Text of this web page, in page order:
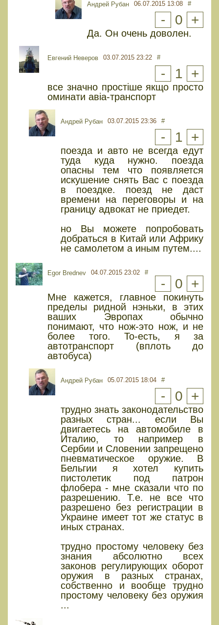
Андрей Рубан 06.07.2015 13:08 #
- 0 +
Да. Он очень доволен.
Евгений Неверов 03.07.2015 23:22 #
- 1 +
все значно простіше якщо просто
оминати авіа-транспорт
Андрей Рубан 03.07.2015 23:36 #
- 1 +
поезда и авто не всегда едут
туда куда нужно. поезда
опасны тем что появляется
искушение снять Вас с поезда
в поездке. поезд не даст
времени на переговоры и на
границу адвокат не приедет.
но Вы можете попробовать
добраться в Китай или Африку
не самолетом а иным путем....
Egor Brednev 04.07.2015 23:02 #
- 0 +
Мне кажется, главное покинуть
пределы ридной нэньки, в этих
ваших Эвропах обычно
понимают, что нож-это нож, и не
более того. То-есть, я за
автотранспорт (вплоть до
автобуса)
Андрей Рубан 05.07.2015 18:04 #
- 0 +
трудно знать законодательство
разных стран... если Вы
двигаетесь на автомобиле в
Италию, то например в
Сербии и Словении запрещено
пневматическое оружие. В
Бельгии я хотел купить
пистолетик под патрон
флобера - мне сказали что по
разрешению. Т.е. не все что
разрешено без регистрации в
Украине имеет тот же статус в
иных странах.
трудно простому человеку без
знания абсолютно всех
законов регулирующих оборот
оружия в разных странах,
собственно и вообще трудно
простому человеку без оружия
...